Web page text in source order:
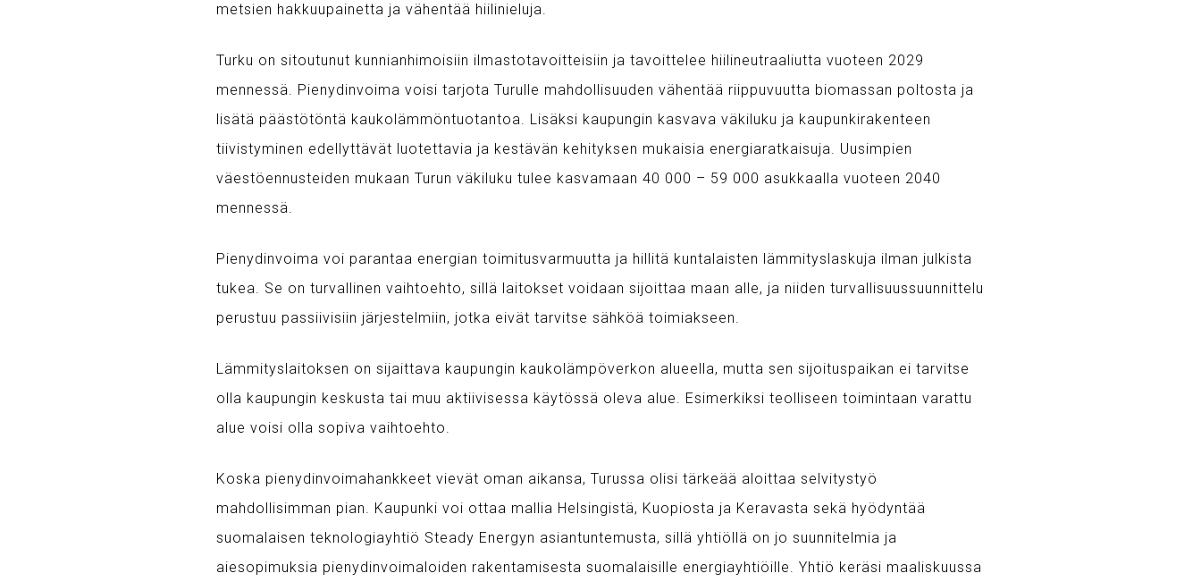
metsien hakkuupainetta ja vähentää hiilinieluja.
Turku on sitoutunut kunnianhimoisiin ilmastotavoitteisiin ja tavoittelee hiilineutraaliutta vuoteen 2029
mennessä. Pienydinvoima voisi tarjota Turulle mahdollisuuden vähentää riippuvuutta biomassan poltosta ja
lisätä päästötöntä kaukolämmöntuotantoa. Lisäksi kaupungin kasvava väkiluku ja kaupunkirakenteen
tiivistyminen edellyttävät luotettavia ja kestävän kehityksen mukaisia energiaratkaisuja. Uusimpien
väestöennusteiden mukaan Turun väkiluku tulee kasvamaan 40 000 – 59 000 asukkaalla vuoteen 2040
mennessä.
Pienydinvoima voi parantaa energian toimitusvarmuutta ja hillitä kuntalaisten lämmityslaskuja ilman julkista
tukea. Se on turvallinen vaihtoehto, sillä laitokset voidaan sijoittaa maan alle, ja niiden turvallisuussuunnittelu
perustuu passiivisiin järjestelmiin, jotka eivät tarvitse sähköä toimiakseen.
Lämmityslaitoksen on sijaittava kaupungin kaukolämpöverkon alueella, mutta sen sijoituspaikan ei tarvitse
olla kaupungin keskusta tai muu aktiivisessa käytössä oleva alue. Esimerkiksi teolliseen toimintaan varattu
alue voisi olla sopiva vaihtoehto.
Koska pienydinvoimahankkeet vievät oman aikansa, Turussa olisi tärkeää aloittaa selvitystyö
mahdollisimman pian. Kaupunki voi ottaa mallia Helsingistä, Kuopiosta ja Keravasta sekä hyödyntää
suomalaisen teknologiayhtiö Steady Energyn asiantuntemusta, sillä yhtiöllä on jo suunnitelmia ja
aiesopimuksia pienydinvoimaloiden rakentamisesta suomalaisille energiayhtiöille. Yhtiö keräsi maaliskuussa